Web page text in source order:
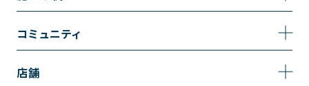
キッチンのリフォーム
リノベーション
施工事例一覧
コミュニティ
コミュニティ
店舗